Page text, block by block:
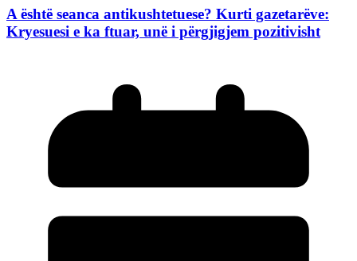
A është seanca antikushtetuese? Kurti gazetarëve:
Kryesuesi e ka ftuar, unë i përgjigjem pozitivisht